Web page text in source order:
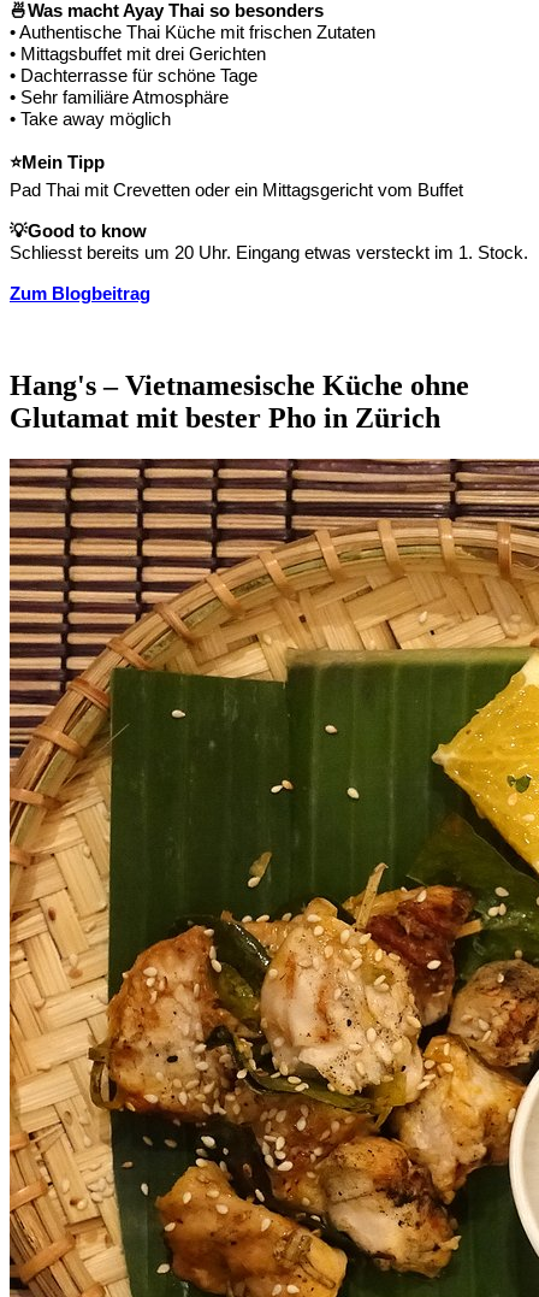
🍜Was macht Ayay Thai so besonders
• Authentische Thai Küche mit frischen Zutaten
• Mittagsbuffet mit drei Gerichten
• Dachterrasse für schöne Tage
• Sehr familiäre Atmosphäre
• Take away möglich
⭐Mein Tipp
Pad Thai mit Crevetten oder ein Mittagsgericht vom Buffet
💡Good to know
Schliesst bereits um 20 Uhr. Eingang etwas versteckt im 1. Stock.
Zum Blogbeitrag
Hang's – Vietnamesische Küche ohne
Glutamat mit bester Pho in Zürich